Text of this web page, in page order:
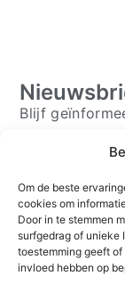
Om de beste
cookies om
Door in te stemmen
surfgedrag of unieke
toestemming geeft
invloed hebben op
Blijf
Schrijf
Volg mij